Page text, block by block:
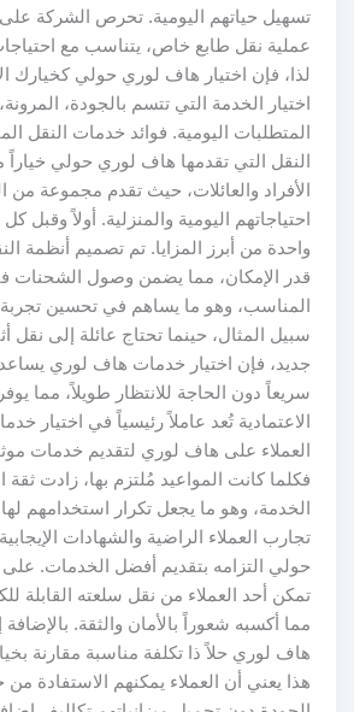
تسهيل حياتهم اليومية. تحرص الشركة
عملية نقل طابع خاص، يتناسب مع
لذا، فإن اختيار هاف لوري حولي كخيارك
اختيار الخدمة التي تتسم بالجودة،
المتطلبات اليومية. فوائد خدمات النقل
النقل التي تقدمها هاف لوري حولي خياراً
الأفراد والعائلات، حيث تقدم مجموعة من
احتياجاتهم اليومية والمنزلية. أولاً
واحدة من أبرز المزايا. تم تصميم أنظمة
قدر الإمكان، مما يضمن وصول الشحنات
المناسب، وهو ما يساهم في تحسين تجربة
سبيل المثال، حينما تحتاج عائلة إلى نقل
جديد، فإن اختيار خدمات هاف لوري
سريعاً دون الحاجة للانتظار طويلاً، مما يوفر
الاعتمادية تُعد عاملاً رئيسياً في اختيار
العملاء على هاف لوري لتقديم خدمات
فكلما كانت المواعيد مُلتزم بها، زادت ثقة
الخدمة، وهو ما يجعل تكرار استخدامهم
تجارب العملاء الراضية والشهادات
حولي التزامه بتقديم أفضل الخدمات. على
تمكن أحد العملاء من نقل سلعته القابلة
مما أكسبه شعوراً بالأمان والثقة.
هاف لوري حلاً ذا تكلفة مناسبة مقارنة
هذا يعني أن العملاء يمكنهم الاستفادة